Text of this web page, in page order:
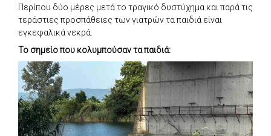
Περίπου δύο μέρες μετά το τραγικό δυστύχημα και παρά τις
τεράστιες προσπάθειες των γιατρών τα παιδιά είναι
εγκεφαλικά νεκρά.
Το σημείο που κολυμπούσαν τα παιδιά: